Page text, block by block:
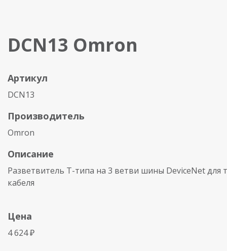
DCN13 Omron
Артикул
DCN13
Производитель
Omron
Описание
Разветвитель T-типа на 3 ветви шины DeviceNet для
кабеля
Цена
4 624 ₽